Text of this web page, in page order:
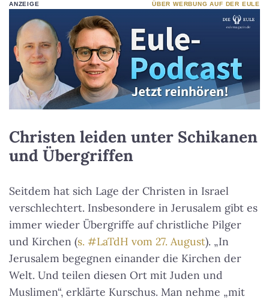
ANZEIGE ÜBER WERBUNG AUF DER EULE
Christen leiden unter Schikanen
und Übergriffen
Seitdem hat sich Lage der Christen in Israel
verschlechtert. Insbesondere in Jerusalem gibt es
immer wieder Übergriffe auf christliche Pilger
und Kirchen (s. #LaTdH vom 27. August). „In
Jerusalem begegnen einander die Kirchen der
Welt. Und teilen diesen Ort mit Juden und
Muslimen“, erklärte Kurschus. Man nehme „mit